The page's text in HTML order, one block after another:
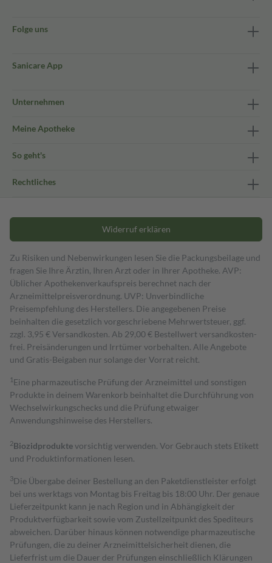
Folge uns
Sanicare App
Unternehmen
Meine Apotheke
So geht's
Rechtliches
Widerruf erklären
Zu Risiken und Nebenwirkungen lesen Sie die Packungsbeilage und
fragen Sie Ihre Ärztin, Ihren Arzt oder in Ihrer Apotheke. AVP:
Üblicher Apothekenverkaufspreis berechnet nach der
Arzneimittelpreisverordnung. UVP: Unverbindliche
Preisempfehlung des Herstellers. Die angegebenen Preise
beinhalten die gesetzlich vorgeschriebene Mehrwertsteuer, ggf.
zzgl. 3,95 € Versandkosten. Ab 29,00 € Bestell­wert versand­kosten­
frei. Preisänderungen und Irrtümer vorbehalten. Alle Angebote
und Gratis-Beigaben nur solange der Vorrat reicht.
1 Eine pharmazeutische Prüfung der Arzneimittel und sonstigen
Produkte in deinem Warenkorb beinhaltet die Durchführung von
Wechselwirkungschecks und die Prüfung etwaiger
Anwendungshinweise des Herstellers.
2Biozidproduktevorsichtig verwenden. Vor Gebrauch stets Etikett
und Produktinformationen lesen.
3Die Übergabe deiner Bestellung an den Paketdienstleister erfolgt
bei uns werktags von Montag bis Freitag bis 18:00 Uhr. Der genaue
Lieferzeitpunkt kann je nach Region und in Abhängigkeit der
Produktverfügbarkeit sowie vom Zustellzeitpunkt des Spediteurs
abweichen. Darüber hinaus können notwendige pharmazeutische
Prüfungen, die zu deiner Arzneimittelsicherheit dienen, die
Lieferfrist um die Dauer der Prüfungen einschließlich Klärungen